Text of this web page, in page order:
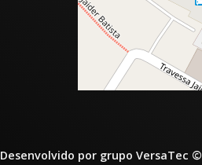
Desenvolvido por grupo VersaTec ©